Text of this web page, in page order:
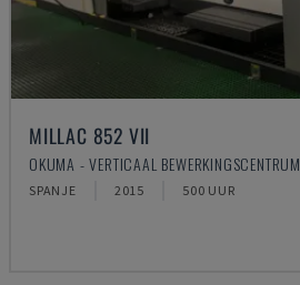
MILLAC 852 VII
OKUMA - VERTICAAL BEWERKINGSCENTRUM
SPANJE 2015 500 UUR